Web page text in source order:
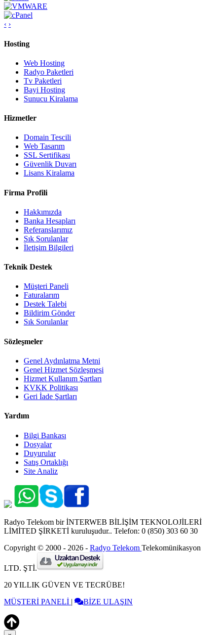
‹ ›
Hosting
Web Hosting
Radyo Paketleri
Tv Paketleri
Bayi Hosting
Sunucu Kiralama
Hizmetler
Domain Tescili
Web Tasarım
SSL Sertifikası
Güvenlik Duvarı
Lisans Kiralama
Firma Profili
Hakkımızda
Banka Hesapları
Referanslarımız
Sık Sorulanlar
İletişim Bilgileri
Teknik Destek
Müşteri Paneli
Faturalarım
Destek Talebi
Bildirim Gönder
Sık Sorulanlar
Sözleşmeler
Genel Aydınlatma Metni
Genel Hizmet Sözleşmesi
Hizmet Kullanım Şartları
KVKK Politikası
Geri İade Şartları
Yardım
Bilgi Bankası
Dosyalar
Duyurular
Satış Ortaklığı
Site Analiz
Radyo Telekom bir İNTERWEB BİLİŞİM TEKNOLOJİLERİ
LİMİTED ŞİRKETİ kuruluşudur.. Telefon: 0 (850) 303 60 30
Copyright © 2000 - 2026 - Radyo Telekom Telekomünikasyon
LTD. ŞTİ.
20 YILLIK GÜVEN VE TECRÜBE!
MÜŞTERİ PANELİ | BİZE ULAŞIN